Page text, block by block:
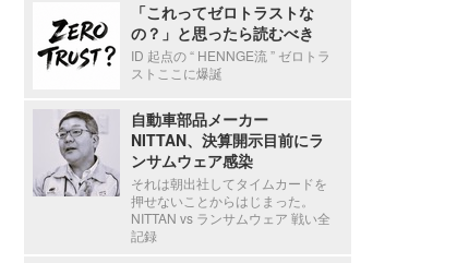
「これってゼロトラストな
の？」と思ったら読むべき
ID 起点の “ HENNGE流 ” ゼロトラ
ストここに爆誕
自動車部品メーカー
NITTAN、決算開示目前にラ
ンサムウェア感染
それは朝出社してタイムカードを
押せないことからはじまった。
NITTAN vs ランサムウェア 戦い全
記録